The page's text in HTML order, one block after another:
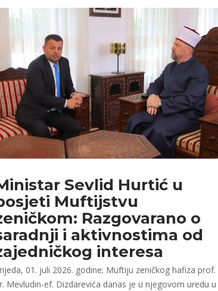
Sevlid Hurtić u
Muftijstvu
Razgovarano o
i aktivnostima od
interesa
01. juli 2026. godine; Muftiju zeničkog hafiza prof.
Mevludin-ef. Dizdarevića danas je u njegovom uredu u